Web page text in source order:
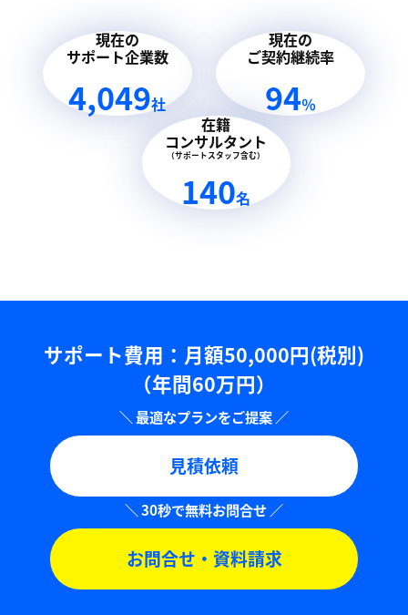
現在の
サポート企業数
4,049社
現在の
ご契約継続率
94％
在籍
コンサルタント
（サポートスタッフ含む）
140名
サポート費用：⽉額50,000円(税別)
（年間60万円）
見積依頼
お問合せ・資料請求